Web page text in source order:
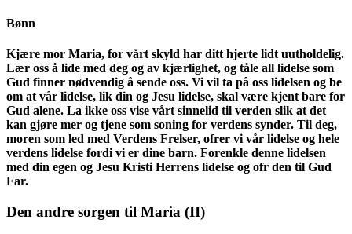
Bønn
Kjære mor Maria, for vårt skyld har ditt hjerte lidt uutholdelig.
Lær oss å lide med deg og av kjærlighet, og tåle all lidelse som
Gud finner nødvendig å sende oss. Vi vil ta på oss lidelsen og be
om at vår lidelse, lik din og Jesu lidelse, skal være kjent bare for
Gud alene. La ikke oss vise vårt sinnelid til verden slik at det
kan gjøre mer og tjene som soning for verdens synder. Til deg,
moren som led med Verdens Frelser, ofrer vi vår lidelse og hele
verdens lidelse fordi vi er dine barn. Forenkle denne lidelsen
med din egen og Jesu Kristi Herrens lidelse og ofr den til Gud
Far.
Den andre sorgen til Maria (II)